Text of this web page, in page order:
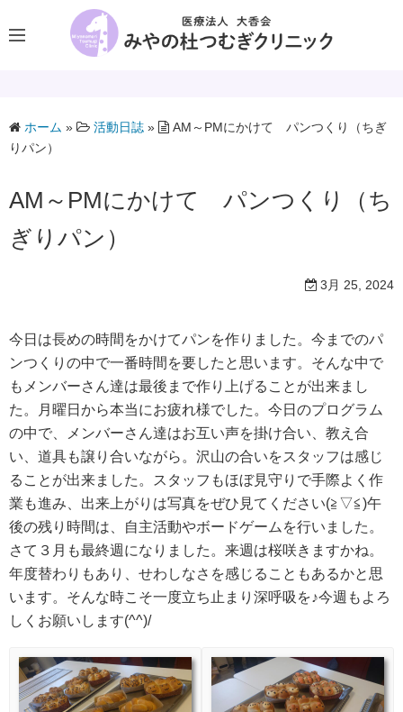
ン
へ
ス
ッ
ホーム » 活動日誌 »
AM～PMにかけて パンつくり（ちぎ
りパン）
AM～PMにかけて パンつくり（ち
ぎりパン）
3月 25, 2024
今日は長めの時間をかけてパンを作りました。今までのパ
ンつくりの中で一番時間を要したと思います。そんな中で
もメンバーさん達は最後まで作り上げることが出来まし
た。月曜日から本当にお疲れ様でした。今日のプログラム
の中で、メンバーさん達はお互い声を掛け合い、教え合
い、道具も譲り合いながら。沢山の合いをスタッフは感じ
ることが出来ました。スタッフもほぼ見守りで手際よく作
業も進み、出来上がりは写真をぜひ見てください(≧▽≦)午
後の残り時間は、自主活動やボードゲームを行いました。
さて３月も最終週になりました。来週は桜咲きますかね。
年度替わりもあり、せわしなさを感じることもあるかと思
います。そんな時こそ一度立ち止まり深呼吸を♪今週もよろ
しくお願いします(^^)/